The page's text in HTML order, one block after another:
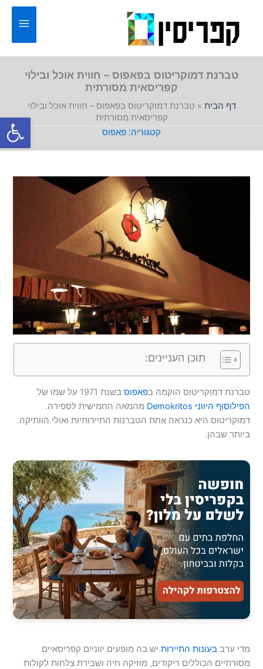
פתח
טברנת דמוקריטוס בפאפוס – חווית אוכל ובילוי
קפריסאית מסורתית
דף הבית » טברנת דמוקריטוס בפאפוס – חווית אוכל ובילוי
קפריסאית מסורתית
פאפוס
תוכן העניינים:
טברנת דמוקריטוס הוקמה בפאפוס בשנת 1971 על שמו של
הפילוסוף היווני Demokritos
מהמאה החמישית לספירה.
דמוקריטוס היא כנראה אחת הטברנות התיירותיות ואולי הוותיקה
ביותר שבהן.
מדי ערבבעונות התיירות יש בה מופעים יווניים קפריסאיים
מסורתיים הכוללים ריקודים, מוזיקה חיה ושבירת צלחות לקולות